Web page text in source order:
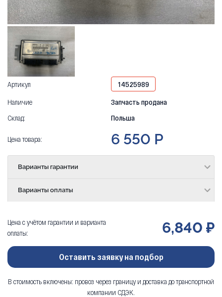
Артикул
14525989
Наличие
Запчасть продана
Склад:
Польша
Цена товара: 6 550 Р
Варианты гарантии
Варианты оплаты
Цена с учётом гарантии и варианта
оплаты:
6,840 ₽
Оставить заявку на подбор
В стоимость включены: провоз через границу и доставка до транспортной
компании СДЭК.